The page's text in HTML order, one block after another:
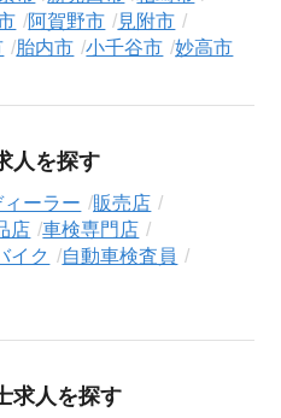
トいたします。
・パート）や、勤務地、年
も可能です。
板金・塗装の求人にご興味を
相談から始めたい」という方
阿賀野市
見附市
胎内市 小千谷市 妙高市
人を探す
ィーラー
販売店
店
車検専門店
イク
自動車検査員
求人を探す